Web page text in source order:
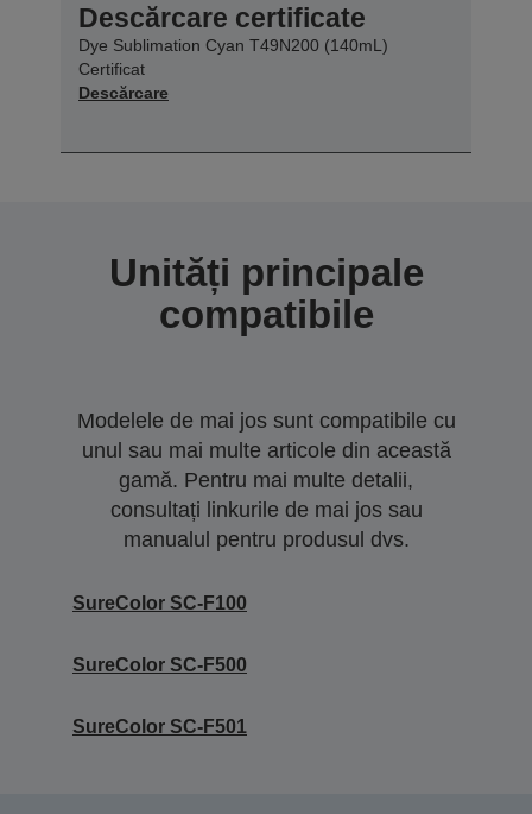
Descărcare certificate
Dye Sublimation Cyan T49N200 (140mL)
Certificat
Descărcare
Unități principale
compatibile
Modelele de mai jos sunt compatibile cu
unul sau mai multe articole din această
gamă. Pentru mai multe detalii,
consultați linkurile de mai jos sau
manualul pentru produsul dvs.
SureColor SC-F100
SureColor SC-F500
SureColor SC-F501